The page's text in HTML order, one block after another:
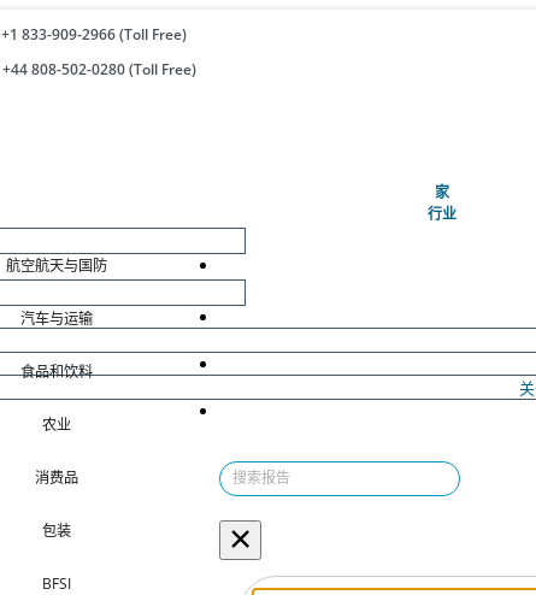
+1 833-909-2966 (Toll Free)
+44 808-502-0280 (Toll Free)
家(当前的)
行业
航空航天与国防
汽车与运输
食品和饮料
农业
消费品
包装
BFSI
×